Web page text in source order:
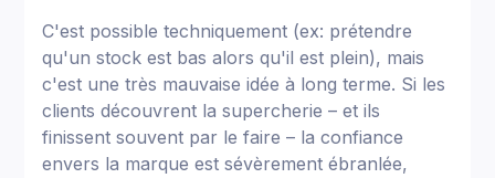
C'est possible techniquement (ex: prétendre
qu'un stock est bas alors qu'il est plein), mais
c'est une très mauvaise idée à long terme. Si les
clients découvrent la supercherie – et ils
finissent souvent par le faire – la confiance
envers la marque est sévèrement ébranlée,